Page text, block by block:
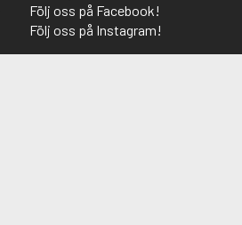
Följ oss på Facebook!
Följ oss på Instagram!